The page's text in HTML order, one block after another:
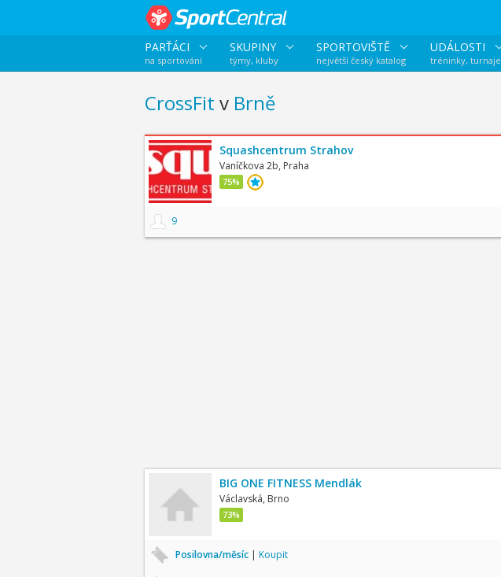
PARŤÁCI
na sportování
SKUPINY
týmy, kluby
SPORTOVIŠTĚ
největší český katalog
UDÁLOSTI
tréninky, turnaje
CrossFit v Brně
Squashcentrum Strahov
Vaníčkova 2b, Praha
75%
9
BIG ONE FITNESS Mendlák
Václavská, Brno
73%
Posilovna/měsíc | Koupit